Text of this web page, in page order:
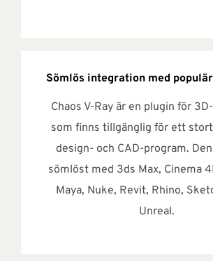
Sömlös integration med
Chaos V-Ray är en plugin för
som finns tillgänglig för ett
design- och CAD-program.
sömlöst med 3ds Max, Cinema
Maya, Nuke, Revit, Rhino,
Unreal.